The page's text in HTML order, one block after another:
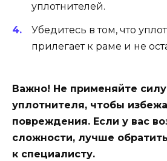
уплотнителей.
Убедитесь в том, что
прилегает к раме и не
Важно! Не применяйте силу
уплотнителя, чтобы
повреждения. Если у вас
сложности, лучше
к специалисту.